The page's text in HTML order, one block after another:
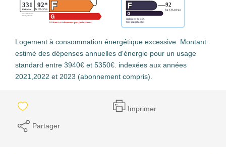
Logement à consommation énergétique excessive. Montant
estimé des dépenses annuelles d'énergie pour un usage
standard entre 3940€ et 5350€. indexées aux années
2021,2022 et 2023 (abonnement compris).
Imprimer
Partager